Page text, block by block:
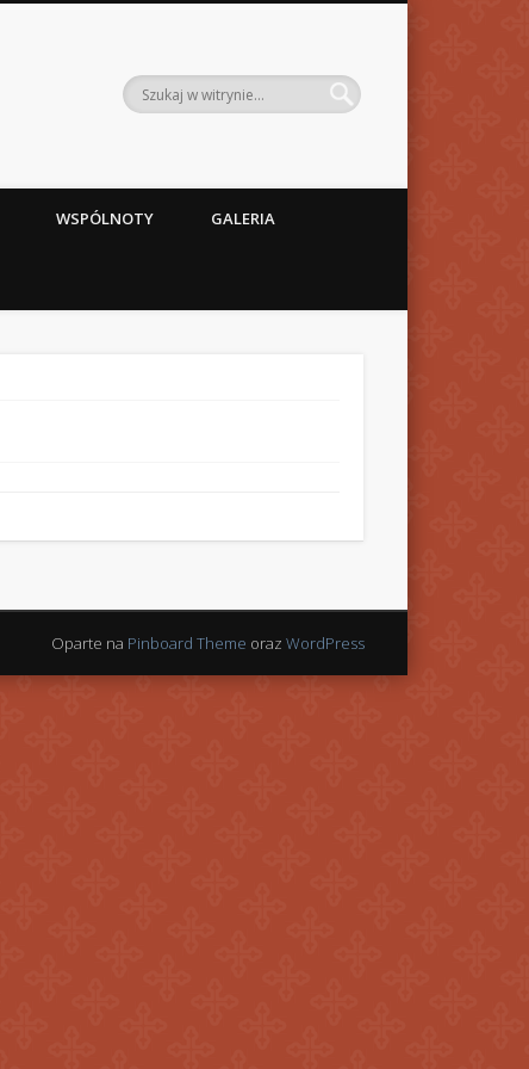
WSPÓLNOTY GALERIA
Oparte na Pinboard Theme oraz WordPress